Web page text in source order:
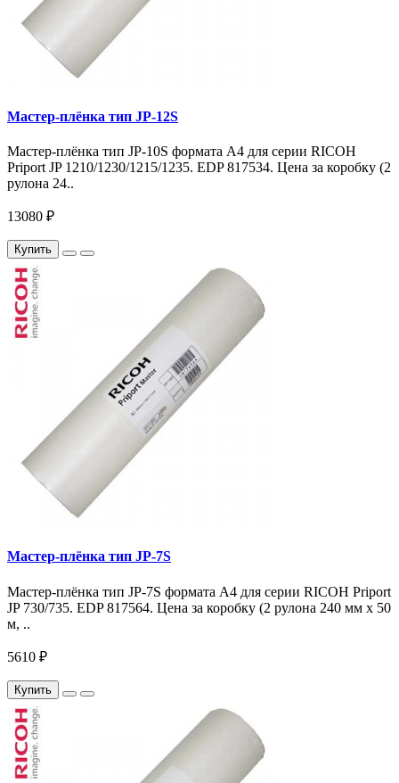
Мастер-плёнка тип JP-12S
Мастер-плёнка тип JP-10S формата A4 для серии RICOH
Priport JP 1210/1230/1215/1235. EDP 817534. Цена за коробку (2
рулона 24..
13080 ₽
Купить
Мастер-плёнка тип JP-7S
Мастер-плёнка тип JP-7S формата A4 для серии RICOH Priport
JP 730/735. EDP 817564. Цена за коробку (2 рулона 240 мм x 50
м, ..
5610 ₽
Купить